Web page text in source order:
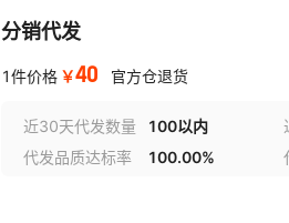
分销代发
1件价格 ￥40 官方仓退货
近30天代发数量 100以内
代发品质达标率
100.00%